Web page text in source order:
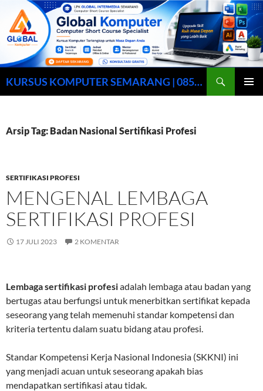
KURSUS KOMPUTER SEMARANG | 0857-0158-9003
Arsip Tag: Badan Nasional Sertifikasi Profesi
SERTIFIKASI PROFESI
MENGENAL LEMBAGA
SERTIFIKASI PROFESI
17 JULI 2023 2 KOMENTAR
Lembaga sertifikasi profesiadalah lembaga atau badan yang
bertugas atau berfungsi untuk menerbitkan sertifikat kepada
seseorang yang telah memenuhi standar kompetensi dan
kriteria tertentu dalam suatu bidang atau profesi.
Standar Kompetensi Kerja Nasional Indonesia (SKKNI) ini
yang menjadi acuan untuk seseorang apakah bias
mendapatkan sertifikasi atau tidak.